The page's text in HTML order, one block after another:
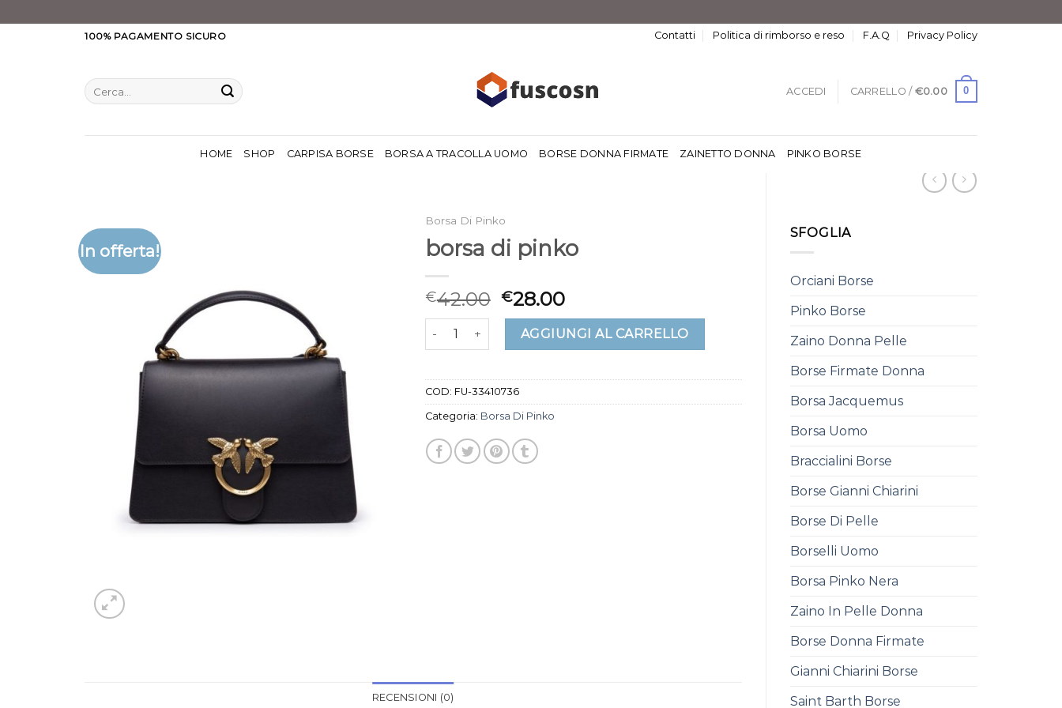
100% PAGAMENTO SICURO Contatti Politica di rimborso e reso F.A.Q Privacy Policy
Cerca:
ACCEDI CARRELLO / €0.00 0
HOME SHOP CARPISA BORSE BORSA A TRACOLLA UOMO BORSE DONNA FIRMATE ZAINETTO DONNA PINKO BORSE
SFOGLIA
Orciani Borse
Pinko Borse
Zaino Donna Pelle
Borse Firmate Donna
Borsa Jacquemus
Borsa Uomo
Braccialini Borse
Borse Gianni Chiarini
Borse Di Pelle
Borselli Uomo
Borsa Pinko Nera
Zaino In Pelle Donna
Borse Donna Firmate
Gianni Chiarini Borse
Saint Barth Borse
In offerta!
Borsa Di Pinko
borsa di pinko
€42.00 €28.00
borsa di pinko quantitàAGGIUNGI AL CARRELLO
COD: FU-33410736
Categoria: Borsa Di Pinko
RECENSIONI (0)